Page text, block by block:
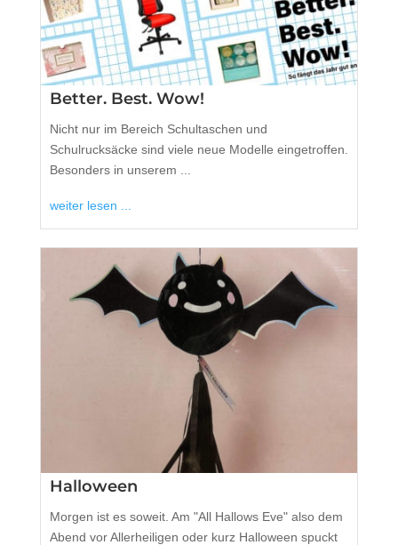
Better. Best. Wow!
Nicht nur im Bereich Schultaschen und
Schulrucksäcke sind viele neue Modelle eingetroffen.
Besonders in unserem ...
weiter lesen ...
Halloween
Morgen ist es soweit. Am "All Hallows Eve" also dem
Abend vor Allerheiligen oder kurz Halloween spuckt